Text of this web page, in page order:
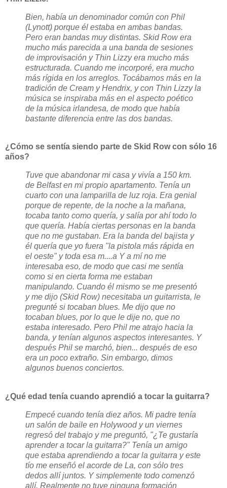
Bien, había un denominador común con Phil
(Lynott) porque él estaba en ambas bandas.
Pero eran bandas muy distintas. Skid Row era
mucho más parecida a una banda de sesiones
de improvisación y Thin Lizzy era mucho más
estructurada. Cuando me incorporé, era mucho
más rígida en los arreglos. Tocábamos más en la
tradición de Cream y Hendrix, y con Thin Lizzy la
música se inspiraba más en el aspecto poético
de la música irlandesa, de modo que había
bastante diferencia entre las dos bandas.
¿Cómo se sentía siendo parte de Skid Row con sólo 16
años?
Tuve que abandonar mi casa y vivía a 150 km.
de Belfast en mi propio apartamento. Tenía un
cuarto con una lamparilla de luz roja. Era genial
porque de repente, de la noche a la mañana,
tocaba tanto como quería, y salía por ahí todo lo
que quería. Había ciertas personas en la banda
que no me gustaban. Era la banda del bajista y
él quería que yo fuera "la pistola más rápida en
el oeste" y toda esa m....a Y a mí no me
interesaba eso, de modo que casi me sentía
como si en cierta forma me estaban
manipulando. Cuando él mismo se me presentó
y me dijo (Skid Row) necesitaba un guitarrista, le
pregunté si tocaban blues. Me dijo que no
tocaban blues, por lo que le dije no, que no
estaba interesado. Pero Phil me atrajo hacia la
banda, y tenían algunos aspectos interesantes. Y
después Phil se marchó, bien... después de eso
era un poco extraño. Sin embargo, dimos
algunos buenos conciertos.
¿Qué edad tenía cuando aprendió a tocar la guitarra?
Empecé cuando tenía diez años. Mi padre tenía
un salón de baile en Holywood y un viernes
regresó del trabajo y me preguntó, "¿Te gustaría
aprender a tocar la guitarra?" Tenía un amigo
que estaba aprendiendo a tocar la guitarra y este
tío me enseñó el acorde de La, con sólo tres
dedos allí juntos. Y simplemente todo comenzó
allí. Realmente no tuve ninguna formación